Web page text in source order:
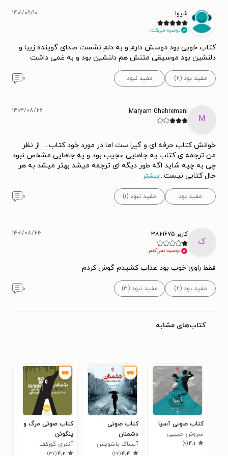
شیوا
توصیه می‌کنم.
۱۴۰۱/۰۶/۱۰
کتاب خوبی بود دوسش دارم و به دلم نشست صدای گوینده زیبا و
دلنشین بود موسیقی متنش هم دلنشین بود و به غمی داشت
مفید بود (۲) مفید نبود ۰
M
Maryam Ghahremani ۱۴۰۴/۰۸/۲۶
خوانش کتاب حرفه ای و گیرا ست اما در مورد خود کتاب… از نظر
من ترجمه ی کتاب یه جاهایی عجیب بود و یه جاهایی مشخص نبود
چی به چیه شاید اگه طور دیگه ای ترجمه میشد بهتر میشد به هر
حال کتابی نیست...بیشتر
مفید بود مفید نبود (۱) ۰
ک
کاربر ۳۸۲۱۶۷۵
توصیه نمی‌کنم.
۱۴۰۱/۰۸/۲۳
فقط راوی خوب بود عذاب کشیدم گوش کردم
مفید بود (۲) مفید نبود (۳) ۰
کتاب‌های مشابه
کتاب صوتی آسیا
سروش حبیبی
۴٫۱(۹)
کتاب صوتی
دشمنان
آیساک باشویس
۴٫۴(۲۲)
کتاب صوتی مرگ و
پنگوئن
آندری کورکف
۴٫۲(۳۶)